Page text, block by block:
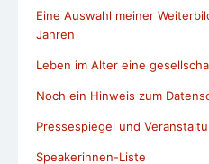
Eine Auswahl meiner
Jahren
Leben im Alter eine
Noch ein Hinweis zum
Pressespiegel und
Speakerinnen-Liste